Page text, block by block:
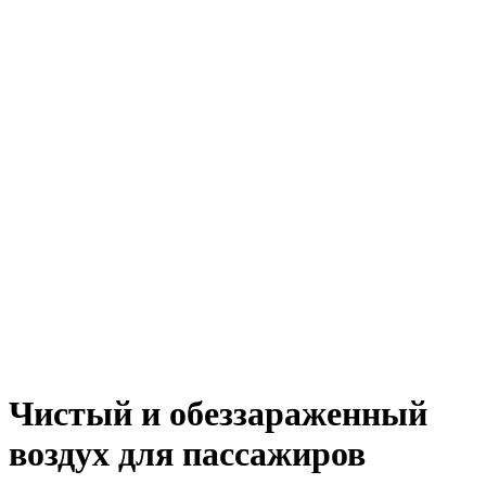
Чистый и обеззараженный
воздух для пассажиров